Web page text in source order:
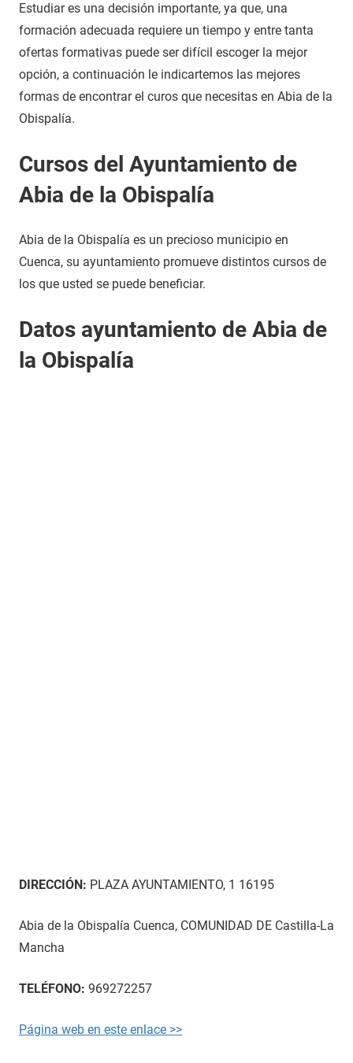
Estudiar es una decisión importante, ya que, una
formación adecuada requiere un tiempo y entre tanta
ofertas formativas puede ser difícil escoger la mejor
opción, a continuación le indicartemos las mejores
formas de encontrar el curos que necesitas en Abia de la
Obispalía.
Cursos del Ayuntamiento de
Abia de la Obispalía
Abia de la Obispalía es un precioso municipio en
Cuenca, su ayuntamiento promueve distintos cursos de
los que usted se puede beneficiar.
Datos ayuntamiento de Abia de
la Obispalía
DIRECCIÓN: PLAZA AYUNTAMIENTO, 1 16195
Abia de la Obispalía Cuenca, COMUNIDAD DE Castilla-La
Mancha
TELÉFONO: 969272257
Página web en este enlace >>